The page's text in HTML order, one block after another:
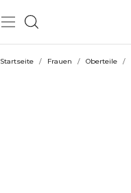
Startseite / Frauen / Oberteile /